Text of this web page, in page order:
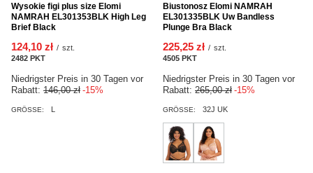
Wysokie figi plus size Elomi
NAMRAH EL301353BLK High Leg
Brief Black
124,10 zł / szt.
2482 PKT
Niedrigster Preis in 30 Tagen vor
Rabatt: 146,00 zł -15%
GRÖSSE: L
Biustonosz Elomi NAMRAH
EL301335BLK Uw Bandless
Plunge Bra Black
225,25 zł / szt.
4505 PKT
Niedrigster Preis in 30 Tagen vor
Rabatt: 265,00 zł -15%
GRÖSSE: 32J UK